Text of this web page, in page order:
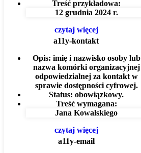
Treść przykładowa:
12 grudnia 2024 r.
czytaj więcej
a11y-kontakt
Opis: imię i nazwisko osoby lub
nazwa komórki organizacyjnej
odpowiedzialnej za kontakt w
sprawie dostępności cyfrowej.
Status: obowiązkowy.
Treść wymagana:
Jana Kowalskiego
czytaj więcej
a11y-email